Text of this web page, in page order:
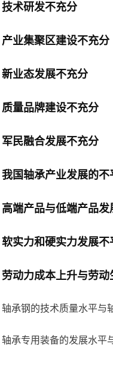
技术研发不充分
产业集聚区建设不充分
新业态发展不充分
质量品牌建设不充分
军民融合发展不充分
我国轴承产业发展的
高端产品与低端产品发
软实力和硬实力发展不
劳动力成本上升与劳
轴承钢的技术质量水平与
轴承专用装备的发展水平